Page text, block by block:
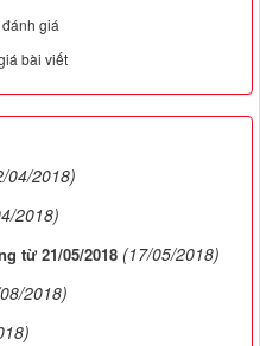
giá
bài viết
04/2018)
2018)
từ 21/05/2018 (17/05/2018)
2018)